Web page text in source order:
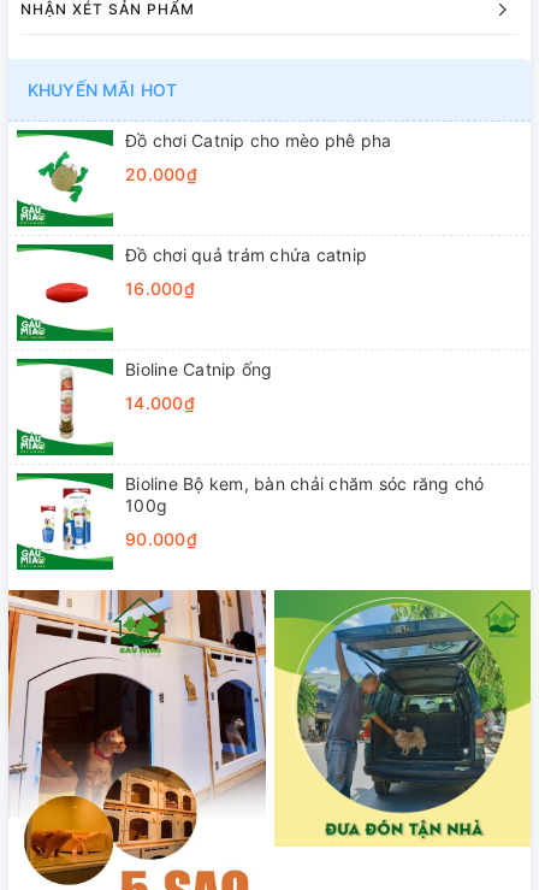
NHẬN XÉT SẢN PHẨM
KHUYẾN MÃI HOT
Đồ chơi Catnip cho mèo phê pha
20.000₫
Đồ chơi quả trám chứa catnip
16.000₫
Bioline Catnip ống
14.000₫
Bioline Bộ kem, bàn chải chăm sóc răng chó
100g
90.000₫